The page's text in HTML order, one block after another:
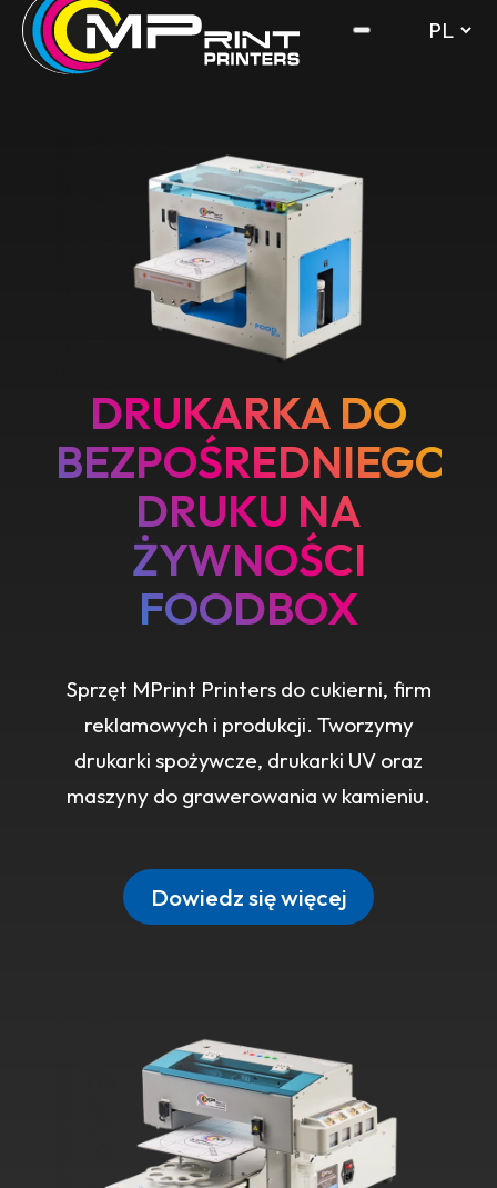
DRUKARKA DO
BEZPOŚREDNIEGO
DRUKU NA
ŻYWNOŚCI
FOODBOX
Sprzęt MPrint Printers do cukierni, firm
reklamowych i produkcji. Tworzymy
drukarki spożywcze, drukarki UV oraz
maszyny do grawerowania w kamieniu.
Dowiedz się więcej